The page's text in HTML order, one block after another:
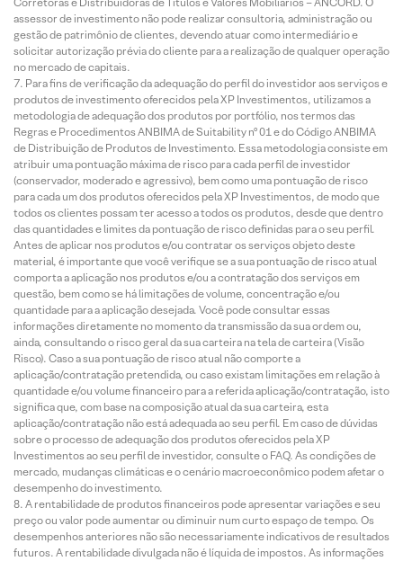
assessor de investimento não pode realizar consultoria, administração ou
gestão de patrimônio de clientes, devendo atuar como intermediário e
solicitar autorização prévia do cliente para a realização de qualquer operação
no mercado de capitais.
Para fins de verificação da adequação do perfil do investidor aos serviços e
produtos de investimento oferecidos pela XP Investimentos, utilizamos a
metodologia de adequação dos produtos por portfólio, nos termos das
Regras e Procedimentos ANBIMA de Suitability nº 01 e do Código ANBIMA
de Distribuição de Produtos de Investimento. Essa metodologia consiste em
atribuir uma pontuação máxima de risco para cada perfil de investidor
(conservador, moderado e agressivo), bem como uma pontuação de risco
para cada um dos produtos oferecidos pela XP Investimentos, de modo que
todos os clientes possam ter acesso a todos os produtos, desde que dentro
das quantidades e limites da pontuação de risco definidas para o seu perfil.
Antes de aplicar nos produtos e/ou contratar os serviços objeto deste
material, é importante que você verifique se a sua pontuação de risco atual
comporta a aplicação nos produtos e/ou a contratação dos serviços em
questão, bem como se há limitações de volume, concentração e/ou
quantidade para a aplicação desejada. Você pode consultar essas
informações diretamente no momento da transmissão da sua ordem ou,
ainda, consultando o risco geral da sua carteira na tela de carteira (Visão
Risco). Caso a sua pontuação de risco atual não comporte a
aplicação/contratação pretendida, ou caso existam limitações em relação à
quantidade e/ou volume financeiro para a referida aplicação/contratação, isto
significa que, com base na composição atual da sua carteira, esta
aplicação/contratação não está adequada ao seu perfil. Em caso de dúvidas
sobre o processo de adequação dos produtos oferecidos pela XP
Investimentos ao seu perfil de investidor, consulte o FAQ. As condições de
mercado, mudanças climáticas e o cenário macroeconômico podem afetar o
desempenho do investimento.
A rentabilidade de produtos financeiros pode apresentar variações e seu
preço ou valor pode aumentar ou diminuir num curto espaço de tempo. Os
desempenhos anteriores não são necessariamente indicativos de resultados
futuros. A rentabilidade divulgada não é líquida de impostos. As informações